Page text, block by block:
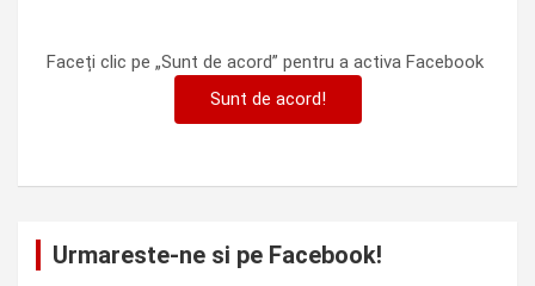
Faceți clic pe „Sunt de acord” pentru a activa Facebook
Sunt de acord!
Urmareste-ne si pe Facebook!